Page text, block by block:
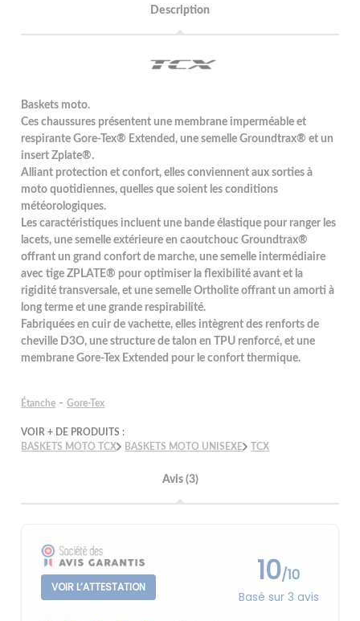
Description
Baskets moto.
Ces chaussures présentent une membrane imperméable et
respirante Gore-Tex® Extended, une semelle Groundtrax® et un
insert Zplate®.
Alliant protection et confort, elles conviennent aux sorties à
moto quotidiennes, quelles que soient les conditions
météorologiques.
Les caractéristiques incluent une bande élastique pour ranger les
lacets, une semelle extérieure en caoutchouc Groundtrax®
offrant un grand confort de marche, une semelle intermédiaire
avec tige ZPLATE® pour optimiser la flexibilité avant et la
rigidité transversale, et une semelle Ortholite offrant un amorti à
long terme et une grande respirabilité.
Fabriquées en cuir de vachette, elles intègrent des renforts de
cheville D3O, une structure de talon en TPU renforcé, et une
membrane Gore-Tex Extended pour le confort thermique.
Étanche -Gore-Tex
VOIR + DE PRODUITS :
BASKETS MOTO TCX
BASKETS MOTO UNISEXE TCX
Avis (3)
VOIR L’ATTESTATION 10/10
Basé sur 3 avis